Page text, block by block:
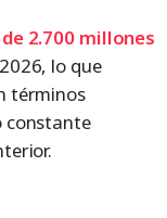
2.700 millones
lo que
términos
constante